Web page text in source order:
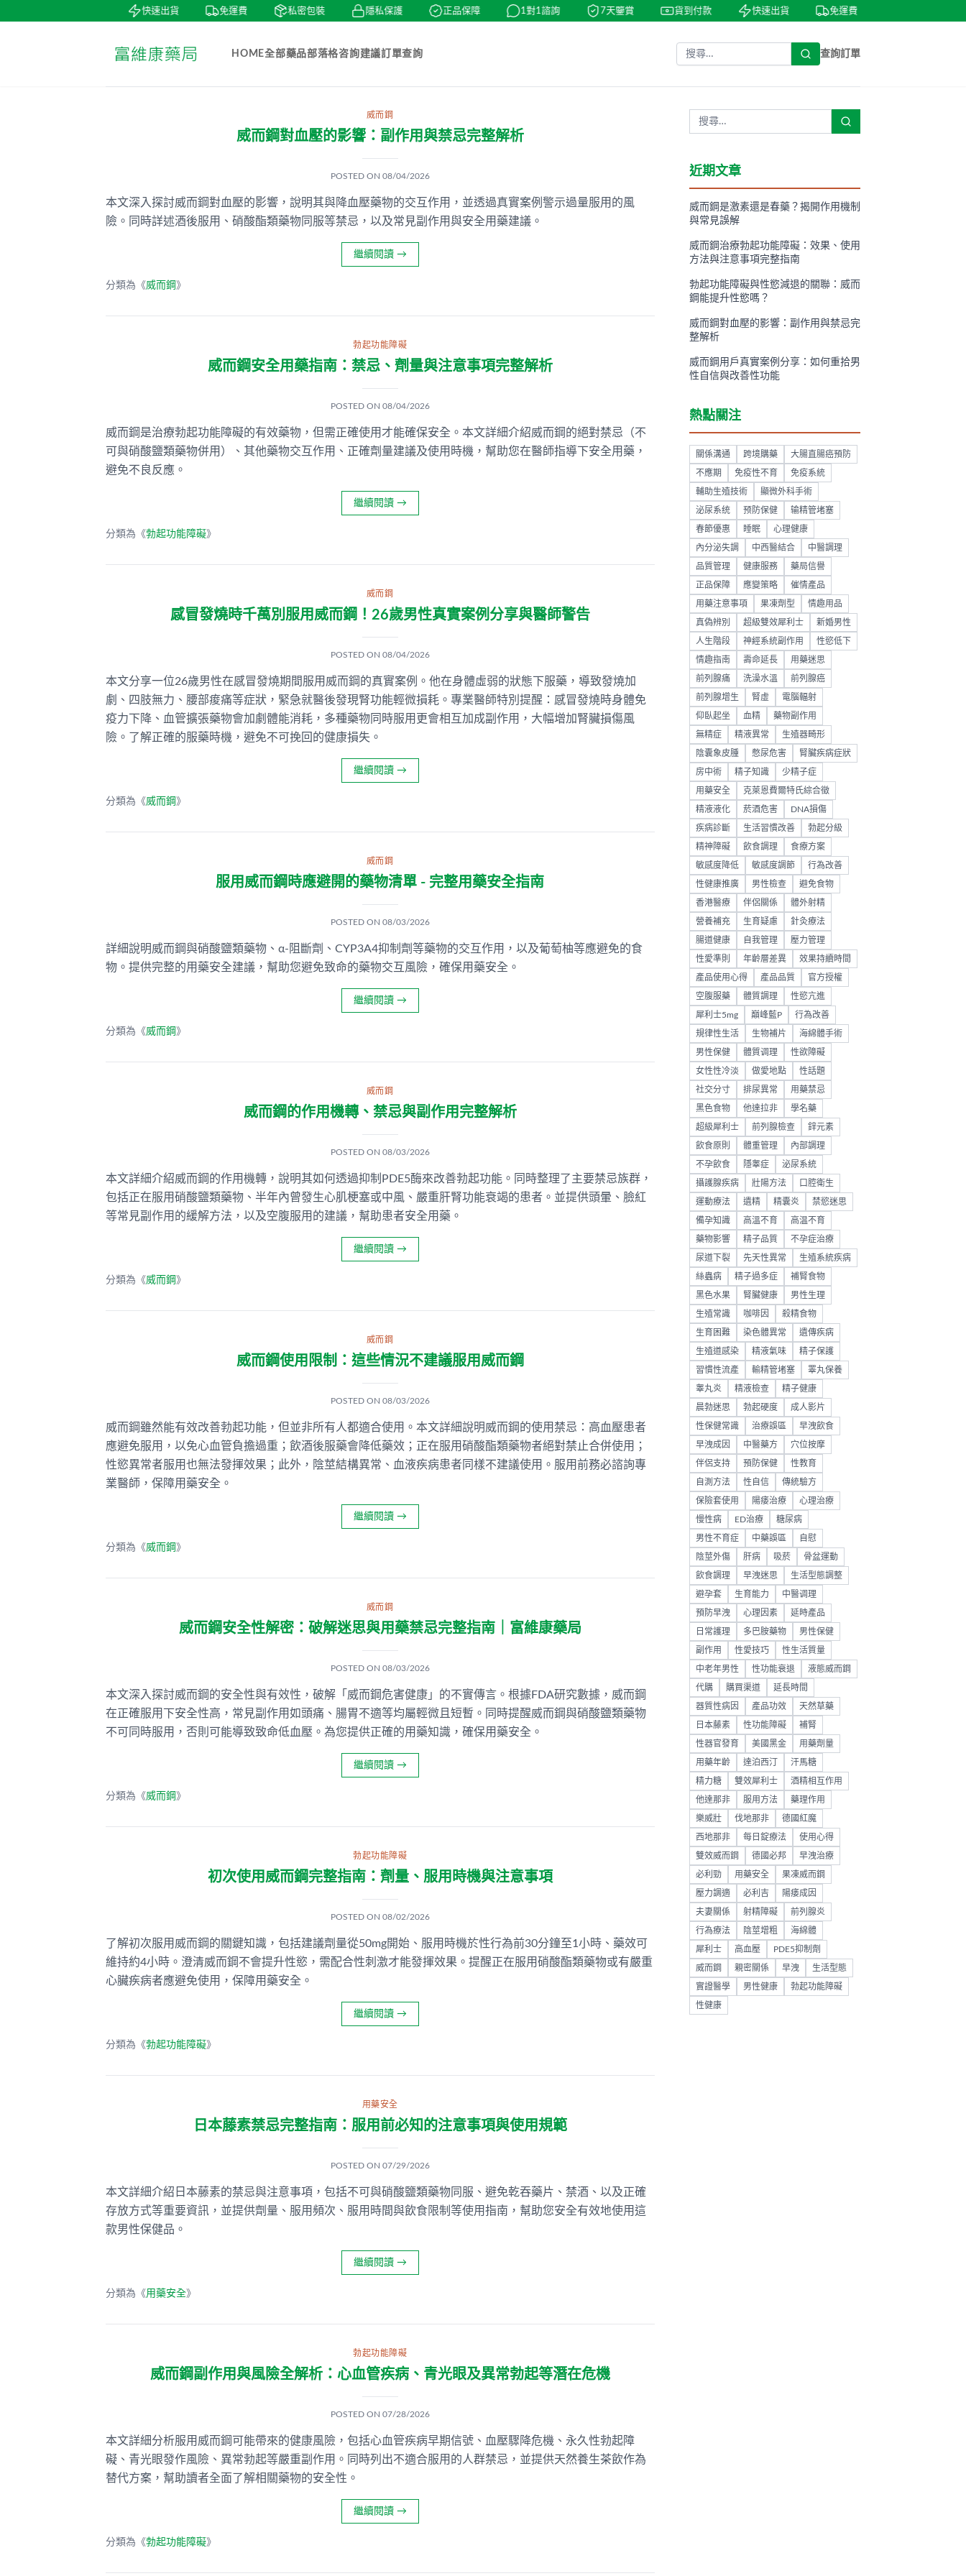
快速出貨 免運費 私密包裝 隱私保護 正品保障 1對1諮詢 7天鑒賞 貨到付款 快速出貨 免運費
HOME全部藥品部落格咨詢建議訂單查詢 查詢訂單
威而鋼
威而鋼對血壓的影響：副作用與禁忌完整解析
POSTED ON 08/04/2026
本文深入探討威而鋼對血壓的影響，說明其與降血壓藥物的交互作用，並透過真實案例警示過量服用的風
險。同時詳述酒後服用、硝酸酯類藥物同服等禁忌，以及常見副作用與安全用藥建議。
繼續閱讀 →
分類為《威而鋼 》
勃起功能障礙
威而鋼安全用藥指南：禁忌、劑量與注意事項完整解析
POSTED ON 08/04/2026
威而鋼是治療勃起功能障礙的有效藥物，但需正確使用才能確保安全。本文詳細介紹威而鋼的絕對禁忌（不
可與硝酸鹽類藥物併用）、其他藥物交互作用、正確劑量建議及使用時機，幫助您在醫師指導下安全用藥，
避免不良反應。
繼續閱讀 →
分類為《勃起功能障礙》
威而鋼
感冒發燒時千萬別服用威而鋼！26歲男性真實案例分享與醫師警告
POSTED ON 08/04/2026
本文分享一位26歲男性在感冒發燒期間服用威而鋼的真實案例。他在身體虛弱的狀態下服藥，導致發燒加
劇、四肢無力、腰部痠痛等症狀，緊急就醫後發現腎功能輕微損耗。專業醫師特別提醒：感冒發燒時身體免
疫力下降、血管擴張藥物會加劇體能消耗，多種藥物同時服用更會相互加成副作用，大幅增加腎臟損傷風
險。了解正確的服藥時機，避免不可挽回的健康損失。
繼續閱讀 →
分類為《威而鋼 》
威而鋼
服用威而鋼時應避開的藥物清單 - 完整用藥安全指南
POSTED ON 08/03/2026
詳細說明威而鋼與硝酸鹽類藥物、α-阻斷劑、CYP3A4抑制劑等藥物的交互作用，以及葡萄柚等應避免的食
物。提供完整的用藥安全建議，幫助您避免致命的藥物交互風險，確保用藥安全。
繼續閱讀 →
分類為《威而鋼 》
威而鋼
威而鋼的作用機轉、禁忌與副作用完整解析
POSTED ON 08/03/2026
本文詳細介紹威而鋼的作用機轉，說明其如何透過抑制PDE5酶來改善勃起功能。同時整理了主要禁忌族群，
包括正在服用硝酸鹽類藥物、半年內曾發生心肌梗塞或中風、嚴重肝腎功能衰竭的患者。並提供頭暈、臉紅
等常見副作用的緩解方法，以及空腹服用的建議，幫助患者安全用藥。
繼續閱讀 →
分類為《威而鋼 》
威而鋼
威而鋼使用限制：這些情況不建議服用威而鋼
POSTED ON 08/03/2026
威而鋼雖然能有效改善勃起功能，但並非所有人都適合使用。本文詳細說明威而鋼的使用禁忌：高血壓患者
應避免服用，以免心血管負擔過重；飲酒後服藥會降低藥效；正在服用硝酸酯類藥物者絕對禁止合併使用；
性慾異常者服用也無法發揮效果；此外，陰莖結構異常、血液疾病患者同樣不建議使用。服用前務必諮詢專
業醫師，保障用藥安全。
繼續閱讀 →
分類為《威而鋼 》
威而鋼
威而鋼安全性解密：破解迷思與用藥禁忌完整指南｜富維康藥局
POSTED ON 08/03/2026
本文深入探討威而鋼的安全性與有效性，破解「威而鋼危害健康」的不實傳言。根據FDA研究數據，威而鋼
在正確服用下安全性高，常見副作用如頭痛、腸胃不適等均屬輕微且短暫。同時提醒威而鋼與硝酸鹽類藥物
不可同時服用，否則可能導致致命低血壓。為您提供正確的用藥知識，確保用藥安全。
繼續閱讀 →
分類為《威而鋼 》
勃起功能障礙
初次使用威而鋼完整指南：劑量、服用時機與注意事項
POSTED ON 08/02/2026
了解初次服用威而鋼的關鍵知識，包括建議劑量從50mg開始、服用時機於性行為前30分鐘至1小時、藥效可
維持約4小時。澄清威而鋼不會提升性慾，需配合性刺激才能發揮效果。提醒正在服用硝酸酯類藥物或有嚴重
心臟疾病者應避免使用，保障用藥安全。
繼續閱讀 →
分類為《勃起功能障礙》
用藥安全
日本藤素禁忌完整指南：服用前必知的注意事項與使用規範
POSTED ON 07/29/2026
本文詳細介紹日本藤素的禁忌與注意事項，包括不可與硝酸鹽類藥物同服、避免乾吞藥片、禁酒、以及正確
存放方式等重要資訊，並提供劑量、服用頻次、服用時間與飲食限制等使用指南，幫助您安全有效地使用這
款男性保健品。
繼續閱讀 →
分類為《用藥安全》
勃起功能障礙
威而鋼副作用與風險全解析：心血管疾病、青光眼及異常勃起等潛在危機
POSTED ON 07/28/2026
本文詳細分析服用威而鋼可能帶來的健康風險，包括心血管疾病早期信號、血壓驟降危機、永久性勃起障
礙、青光眼發作風險、異常勃起等嚴重副作用。同時列出不適合服用的人群禁忌，並提供天然養生茶飲作為
替代方案，幫助讀者全面了解相關藥物的安全性。
繼續閱讀 →
分類為《勃起功能障礙》
近期文章
威而鋼是激素還是春藥？揭開作用機制
與常見誤解
威而鋼治療勃起功能障礙：效果、使用
方法與注意事項完整指南
勃起功能障礙與性慾減退的關聯：威而
鋼能提升性慾嗎？
威而鋼對血壓的影響：副作用與禁忌完
整解析
威而鋼用戶真實案例分享：如何重拾男
性自信與改善性功能
熱點關注
關係溝通 跨境購藥 大腸直腸癌預防
不應期 免疫性不育 免疫系統
輔助生殖技術 顯微外科手術
泌尿系统 预防保健 输精管堵塞
春節優惠 睡眠 心理健康
內分泌失調 中西醫結合 中醫調理
品質管理 健康服務 藥局信譽
正品保障 應變策略 催情產品
用藥注意事項 果凍劑型 情趣用品
真偽辨別 超級雙效犀利士 新婚男性
人生階段 神經系統副作用 性慾低下
情趣指南 壽命延長 用藥迷思
前列腺痛 洗澡水溫 前列腺癌
前列腺增生 腎虛 電腦輻射
仰臥起坐 血精 藥物副作用
無精症 精液異常 生殖器畸形
陰囊象皮腫 憋尿危害 腎臟疾病症狀
房中術 精子知識 少精子症
用藥安全 克萊恩費爾特氏綜合徵
精液液化 菸酒危害 DNA損傷
疾病診斷 生活習慣改善 勃起分級
精神障礙 飲食調理 食療方案
敏感度降低 敏感度調節 行為改善
性健康推廣 男性檢查 避免食物
香港醫療 伴侶關係 體外射精
營養補充 生育疑慮 針灸療法
腸道健康 自我管理 壓力管理
性愛準則 年齡層差異 效果持續時間
產品使用心得 產品品質 官方授權
空腹服藥 體質調理 性慾亢進
犀利士5mg 巔峰藍P 行為改善
規律性生活 生物補片 海綿體手術
男性保健 體質调理 性欲障礙
女性性冷淡 做愛地點 性話題
社交分寸 排尿異常 用藥禁忌
黑色食物 他達拉非 學名藥
超級犀利士 前列腺檢查 鋅元素
飲食原則 體重管理 內部調理
不孕飲食 隱睾症 泌尿系統
攝護腺疾病 壯陽方法 口腔衛生
運動療法 遺精 精囊炎 禁慾迷思
備孕知識 高溫不育 高温不育
藥物影響 精子品質 不孕症治療
尿道下裂 先天性異常 生殖系統疾病
絲蟲病 精子過多症 補腎食物
黑色水果 腎臟健康 男性生理
生殖常識 咖啡因 殺精食物
生育困難 染色體異常 遺傳疾病
生殖道感染 精液氣味 精子保護
習慣性流產 輸精管堵塞 睪丸保養
睾丸炎 精液檢查 精子健康
晨勃迷思 勃起硬度 成人影片
性保健常識 治療誤區 早洩飲食
早洩成因 中醫藥方 穴位按摩
伴侶支持 預防保健 性教育
自測方法 性自信 傳統驗方
保險套使用 陽痿治療 心理治療
慢性病 ED治療 糖尿病
男性不育症 中藥誤區 自慰
陰莖外傷 肝病 吸菸 骨盆運動
飲食調理 早洩迷思 生活型態調整
避孕套 生育能力 中醫调理
預防早洩 心理因素 延時產品
日常護理 多巴胺藥物 男性保健
副作用 性愛技巧 性生活質量
中老年男性 性功能衰退 液態威而鋼
代購 購買渠道 延長時間
器質性病因 產品功效 天然草藥
日本藤素 性功能障礙 補腎
性器官發育 美國黑金 用藥劑量
用藥年齡 達泊西汀 汗馬糖
精力糖 雙效犀利士 酒精相互作用
他達那非 服用方法 藥理作用
樂威壯 伐地那非 德國紅魔
西地那非 每日錠療法 使用心得
雙效威而鋼 德國必邦 早洩治療
必利勁 用藥安全 果凍威而鋼
壓力調適 必利吉 陽痿成因
夫妻關係 射精障礙 前列腺炎
行為療法 陰莖增粗 海綿體
犀利士 高血壓 PDE5抑制劑
威而鋼 親密關係 早洩 生活型態
實證醫學 男性健康 勃起功能障礙
性健康